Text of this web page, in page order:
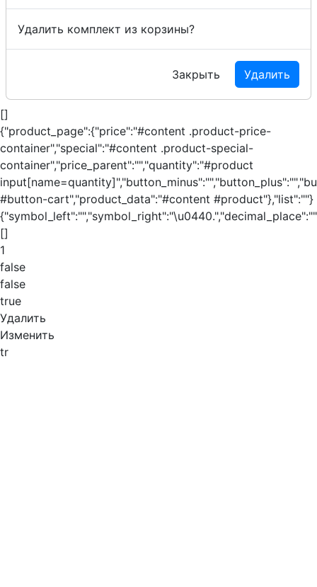
Удалить комплект из корзины?
Закрыть Удалить
[]
{"product_page":{"price":"#content .product-price-
container","special":"#content .product-special-
container","price_parent":"","quantity":"#product
#button-cart","product_data":"#content #product"},"list":""}
[]
1
false
false
true
Удалить
Изменить
tr